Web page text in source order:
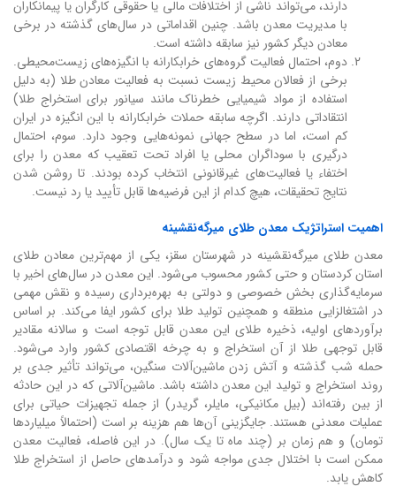
دارند، می‌تواند ناشی از اختلافات مالی یا حقوقی کارگران یا پیمانکاران
با مدیریت معدن باشد. چنین اقداماتی در سال‌های گذشته در برخی
معادن دیگر کشور نیز سابقه داشته است.
دوم، احتمال فعالیت گروه‌های خرابکارانه با انگیزه‌های زیست‌محیطی.
برخی از فعالان محیط زیست نسبت به فعالیت معادن طلا (به دلیل
استفاده از مواد شیمیایی خطرناک مانند سیانور برای استخراج طلا)
انتقاداتی دارند. اگرچه سابقه حملات خرابکارانه با این انگیزه در ایران
کم است، اما در سطح جهانی نمونه‌هایی وجود دارد. سوم، احتمال
درگیری با سوداگران محلی یا افراد تحت تعقیب که معدن را برای
اختفاء یا فعالیت‌های غیرقانونی انتخاب کرده بودند. تا روشن شدن
نتایج تحقیقات، هیچ کدام از این فرضیه‌ها قابل تأیید یا رد نیست.
اهمیت استراتژیک معدن طلای میرگه‌نقشینه
معدن طلای میرگه‌نقشینه در شهرستان سقز، یکی از مهم‌ترین معادن طلای
استان کردستان و حتی کشور محسوب می‌شود. این معدن در سال‌های اخیر با
سرمایه‌گذاری بخش خصوصی و دولتی به بهره‌برداری رسیده و نقش مهمی
در اشتغالزایی منطقه و همچنین تولید طلا برای کشور ایفا می‌کند. بر اساس
برآوردهای اولیه، ذخیره طلای این معدن قابل توجه است و سالانه مقادیر
قابل توجهی طلا از آن استخراج و به چرخه اقتصادی کشور وارد می‌شود.
حمله شب گذشته و آتش زدن ماشین‌آلات سنگین، می‌تواند تأثیر جدی بر
روند استخراج و تولید این معدن داشته باشد. ماشین‌آلاتی که در این حادثه
از بین رفته‌اند (بیل مکانیکی، مایلر، گریدر) از جمله تجهیزات حیاتی برای
عملیات معدنی هستند. جایگزینی آن‌ها هم هزینه بر است (احتمالاً میلیاردها
تومان) و هم زمان بر (چند ماه تا یک سال). در این فاصله، فعالیت معدن
ممکن است با اختلال جدی مواجه شود و درآمدهای حاصل از استخراج طلا
کاهش یابد.